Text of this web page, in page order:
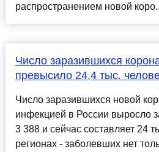
распространением новой
Число заразившихся
превысило 24,4 тыс.
Число заразившихся новой
инфекцией в России выросло
3 388 и сейчас составляет 24
регионах - заболевших нет